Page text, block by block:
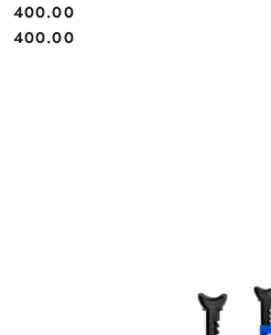
Cena:
400.00
Cena:
400.00